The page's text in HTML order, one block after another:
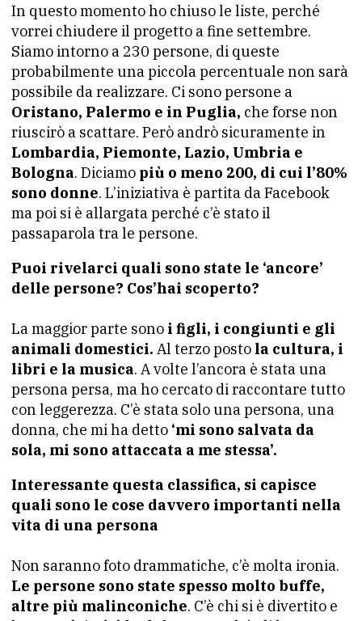
In questo momento ho chiuso le liste, perché
vorrei chiudere il progetto a fine settembre.
Siamo intorno a 230 persone, di queste
probabilmente una piccola percentuale non sarà
possibile da realizzare. Ci sono persone a
Oristano, Palermo e in Puglia, che forse non
riuscirò a scattare. Però andrò sicuramente in
Lombardia, Piemonte, Lazio, Umbria e
Bologna. Diciamo più o meno 200, di cui l’80%
sono donne. L’iniziativa è partita da Facebook
ma poi si è allargata perché c’è stato il
passaparola tra le persone.
Puoi rivelarci quali sono state le ‘ancore’
delle persone? Cos’hai scoperto?
La maggior parte sono i figli, i congiunti e gli
animali domestici. Al terzo posto la cultura, i
libri e la musica. A volte l’ancora è stata una
persona persa, ma ho cercato di raccontare tutto
con leggerezza. C’è stata solo una persona, una
donna, che mi ha detto ‘mi sono salvata da
sola, mi sono attaccata a me stessa’.
Interessante questa classifica, si capisce
quali sono le cose davvero importanti nella
vita di una persona
Non saranno foto drammatiche, c’è molta ironia.
Le persone sono state spesso molto buffe,
altre più malinconiche. C’è chi si è divertito e